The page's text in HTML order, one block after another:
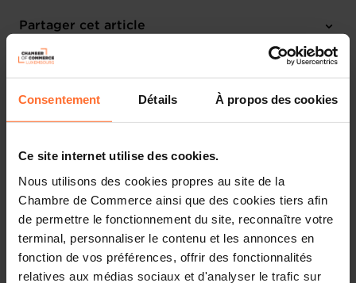
Consentement Détails À propos des cookies
Ce site internet utilise des cookies.
Nous utilisons des cookies propres au site de la
Chambre de Commerce ainsi que des cookies tiers afin
de permettre le fonctionnement du site, reconnaître votre
terminal, personnaliser le contenu et les annonces en
fonction de vos préférences, offrir des fonctionnalités
relatives aux médias sociaux et d'analyser le trafic sur
Partager cet article
de concentration et les mentions d’étiquetage pour les
constituants des eaux minérales naturelles, ainsi que les
traitement des eaux minérales naturelles et des eaux de
a bien voulu saisir la Chambre de Commerce pour avis du projet de
règlement grand-ducal sous rubrique.